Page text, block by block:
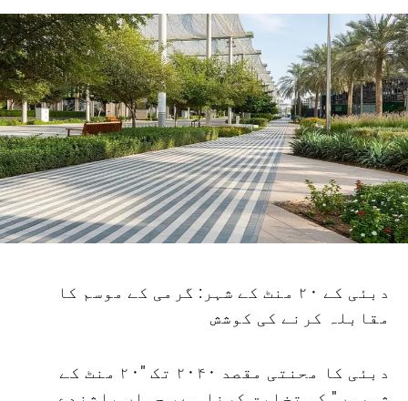
دبئی کے ۲۰ منٹ کے شہر: گرمی کے موسم کا
مقابلہ کرنے کی کوشش
دبئی کا محنتی مقصد ۲۰۴۰ تک "۲۰ منٹ کے